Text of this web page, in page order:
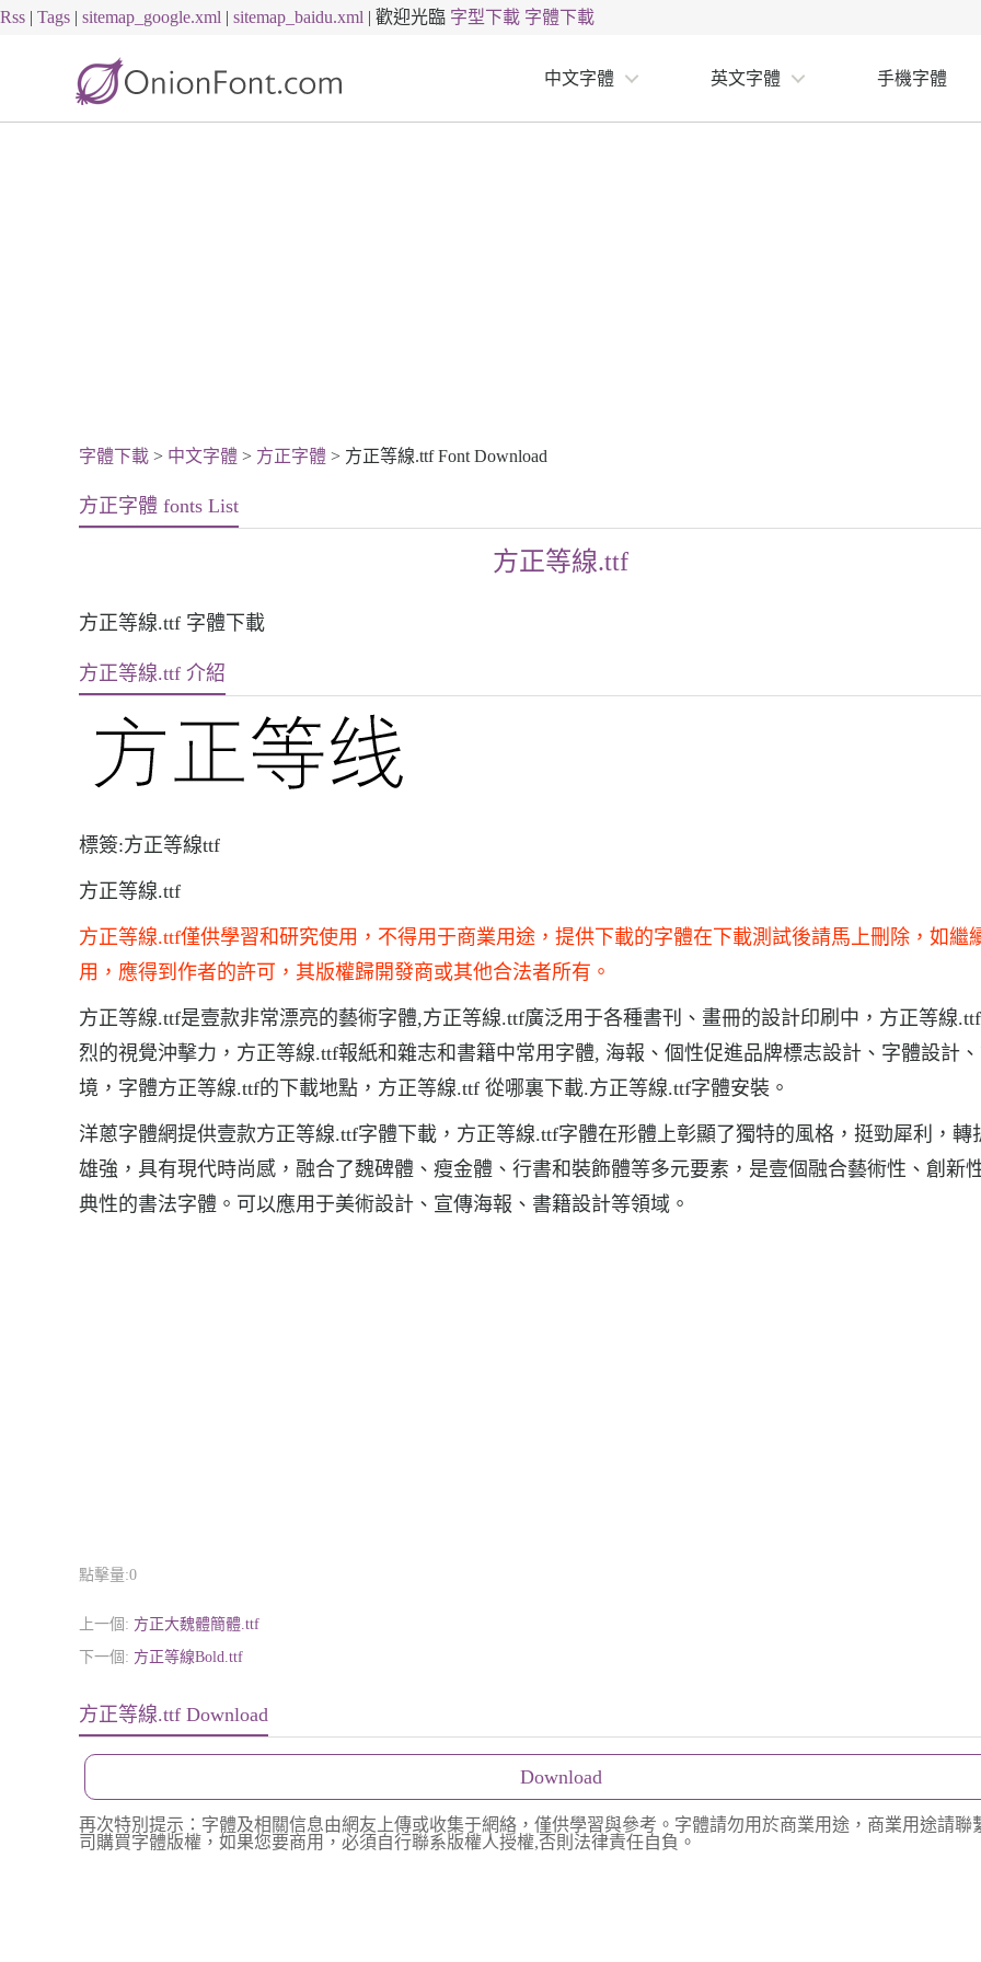
Rss | Tags | sitemap_google.xml | sitemap_baidu.xml | 歡迎光臨 字型下載 字體下載
中文字體 英文字體 手機字體
字體下載 > 中文字體 > 方正字體 > 方正等線.ttf Font Download
方正字體 fonts List
方正等線.ttf
方正等線.ttf 字體下載
方正等線.ttf 介紹
標簽:方正等線ttf
方正等線.ttf
方正等線.ttf僅供學習和研究使用，不得用于商業用途，提供下載的字體在下載測試後請馬上刪除，如繼
用，應得到作者的許可，其版權歸開發商或其他合法者所有。
方正等線.ttf是壹款非常漂亮的藝術字體,方正等線.ttf廣泛用于各種書刊、畫冊的設計印刷中，方正等線
烈的視覺沖擊力，方正等線.ttf報紙和雜志和書籍中常用字體, 海報、個性促進品牌標志設計、字體設計
境，字體方正等線.ttf的下載地點，方正等線.ttf 從哪裏下載.方正等線.ttf字體安裝。
洋蔥字體網提供壹款方正等線.ttf字體下載，方正等線.ttf字體在形體上彰顯了獨特的風格，挺勁犀利，轉
雄強，具有現代時尚感，融合了魏碑體、瘦金體、行書和裝飾體等多元要素，是壹個融合藝術性、創新
典性的書法字體。可以應用于美術設計、宣傳海報、書籍設計等領域。
點擊量:0
上一個: 方正大魏體簡體.ttf
下一個: 方正等線Bold.ttf
方正等線.ttf Download
Download
再次特別提示：字體及相關信息由網友上傳或收集于網絡，僅供學習與參考。字體請勿用於商業用途，商業用途請聯
司購買字體版權，如果您要商用，必須自行聯系版權人授權,否則法律責任自負。